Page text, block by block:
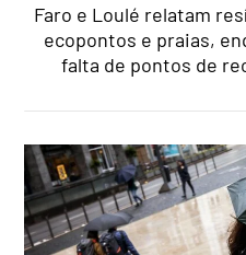
Faro e Loulé relatam
ecopontos e praias,
falta de pontos de